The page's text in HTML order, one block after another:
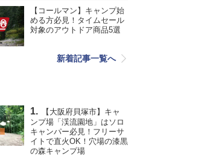
【コールマン】キャンプ始
める方必見！タイムセール
対象のアウトドア商品5選
新着記事一覧へ
【大阪府貝塚市】キャ
ンプ場「渓流園地」はソロ
キャンパー必見！フリーサ
イトで直火OK！穴場の漆黒
の森キャンプ場